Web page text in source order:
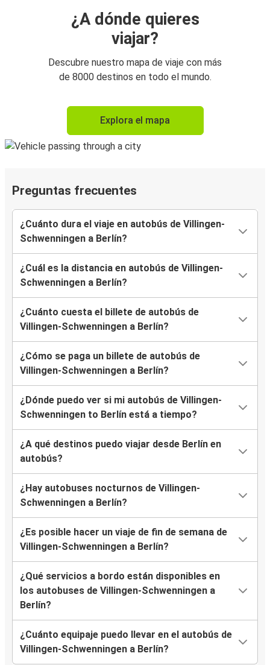
¿A dónde quieres
viajar?
Descubre nuestro mapa de viaje con más
de 8000 destinos en todo el mundo.
Explora el mapa
Preguntas frecuentes
¿Cuánto dura el viaje en autobús de Villingen-
Schwenningen a Berlín?
¿Cuál es la distancia en autobús de Villingen-
Schwenningen a Berlín?
¿Cuánto cuesta el billete de autobús de
Villingen-Schwenningen a Berlín?
¿Cómo se paga un billete de autobús de
Villingen-Schwenningen a Berlín?
¿Dónde puedo ver si mi autobús de Villingen-
Schwenningen to Berlín está a tiempo?
¿A qué destinos puedo viajar desde Berlín en
autobús?
¿Hay autobuses nocturnos de Villingen-
Schwenningen a Berlín?
¿Es posible hacer un viaje de fin de semana de
Villingen-Schwenningen a Berlín?
¿Qué servicios a bordo están disponibles en
los autobuses de Villingen-Schwenningen a
Berlín?
¿Cuánto equipaje puedo llevar en el autobús de
Villingen-Schwenningen a Berlín?